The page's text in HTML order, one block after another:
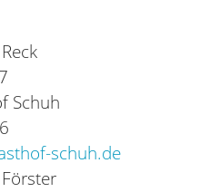
Schuh
schuh.de